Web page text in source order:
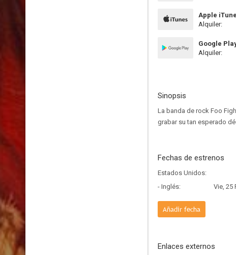
Apple
Alquiler:
Google
Alquiler:
Sinopsis
La banda de rock Foo
grabar su tan esperado
Fechas de estrenos
Estados Unidos:
- Inglés:
Vie, 25
Añadir fecha
Enlaces externos